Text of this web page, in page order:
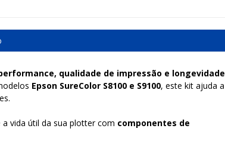
qualidade de impressão e longevidade
Epson SureColor S8100 e S9100, este kit ajuda a
vida útil da sua plotter com componentes de